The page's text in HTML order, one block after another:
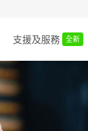
支援及服務 全新